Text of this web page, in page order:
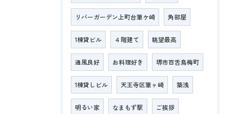
リバーガーデン上町台筆ケ崎 角部屋
1棟貸ビル ４階建て 眺望最高
通風良好 お料理好き 堺市百舌鳥梅町
1棟貸しビル 天王寺区筆ヶ崎 築浅
明るい家 なまもず駅 ご挨拶